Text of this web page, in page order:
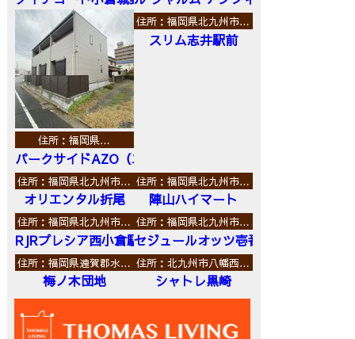
住所：福岡県…
パークサイドAZO（エーゼットオー）
住所：福岡県北九州市…
スリム志井駅前
住所：福岡県北九州市…
オリエンタル折尾
住所：福岡県北九州市…
陣山ハイマート
住所：福岡県北九州市…
RJRプレシア西小倉駅前
住所：福岡県北九州市…
セジュールオッツ壱番館
住所：福岡県遠賀郡水…
梅ノ木団地
住所：北九州市八幡西…
シャトレ黒崎